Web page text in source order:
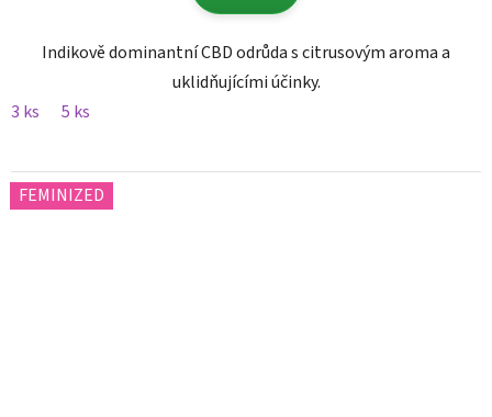
Indikově dominantní CBD odrůda s citrusovým aroma a
uklidňujícími účinky.
3 ks
5 ks
FEMINIZED